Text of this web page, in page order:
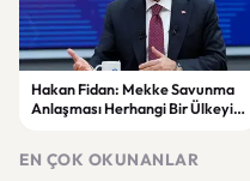
Hakan Fidan: Mekke Savunma
Anlaşması Herhangi Bir Ülkeyi
EN ÇOK OKUNANLAR